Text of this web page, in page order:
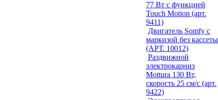
77 Вт с функцией
Touch Motion (арт.
9411)
Двигатель Somfy с
маркизой без кассеты
(АРТ. 10012)
Раздвижной
электрокарниз
Mottura 130 Вт,
скорость 25 см/с (арт.
9422)